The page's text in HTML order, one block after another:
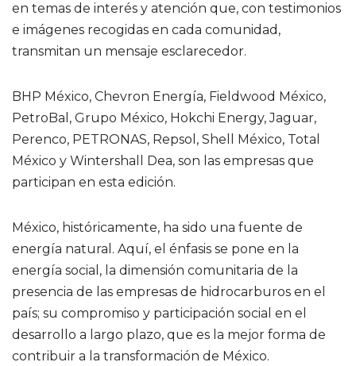
en temas de interés y atención que, con testimonios
e imágenes recogidas en cada comunidad,
transmitan un mensaje esclarecedor.
BHP México, Chevron Energía, Fieldwood México,
PetroBal, Grupo México, Hokchi Energy, Jaguar,
Perenco, PETRONAS, Repsol, Shell México, Total
México y Wintershall Dea, son las empresas que
participan en esta edición.
México, históricamente, ha sido una fuente de
energía natural. Aquí, el énfasis se pone en la
energía social, la dimensión comunitaria de la
presencia de las empresas de hidrocarburos en el
país; su compromiso y participación social en el
desarrollo a largo plazo, que es la mejor forma de
contribuir a la transformación de México.